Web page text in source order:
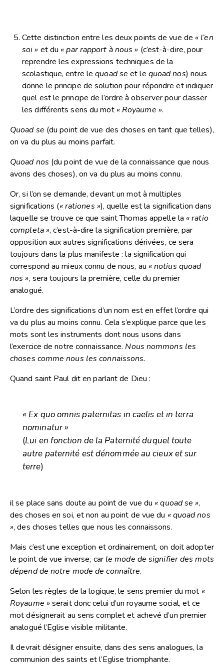
Cette distinction entre les deux points de vue de « l’en
soi » et du « par rapport à nous » (c’est-à-dire, pour
reprendre les expressions techniques de la
scolastique, entre lequoad se et le quoad nos) nous
donne le principe de solution pour répondre et indiquer
quel est le principe de l’ordre à observer pour classer
les différents sens du mot « Royaume ».
Quoad se (du point de vue des choses en tant que telles),
on va du plus au moins parfait.
Quoad nos (du point de vue de la connaissance que nous
avons des choses), on va du plus au moins connu.
Or, si l’on se demande, devant un mot à multiples
significations (« rationes »), quelle est la signification dans
laquelle se trouve ce que saint Thomas appelle la « ratio
completa », c’est-à-dire la signification première, par
opposition aux autres significations dérivées, ce sera
toujours dans la plus manifeste : la signification qui
correspond au mieux connu de nous, au « notius quoad
nos », sera toujours la première, celle du premier
analogué.
L’ordre des significations d’un nom est en effet l’ordre qui
va du plus au moins connu. Cela s’explique parce que les
mots sont les instruments dont nous usons dans
l’exercice de notre connaissance. Nous nommons les
choses comme nous les connaissons.
Quand saint Paul dit en parlant de Dieu :
« Ex quo omnis paternitas in caelis et in terra
nominatur »
(Lui en fonction de la Paternité duquel toute
autre paternité est dénommée au cieux et sur
terre)
il se place sans doute au point de vue du « quoad se »,
des choses en soi, et non au point de vue du « quoad nos
», des choses telles que nous les connaissons.
Mais c’est une exception et ordinairement, on doit adopter
le point de vue inverse, car le mode de signifier des mots
dépend de notre mode de connaître.
Selon les règles de la logique, le sens premier du mot «
Royaume »serait donc celui d’un royaume social, et ce
mot désignerait au sens complet et achevé d’un premier
analogué l’Eglise visible militante.
Il devrait désigner ensuite, dans des sens analogues, la
communion des saints et l’Eglise triomphante.